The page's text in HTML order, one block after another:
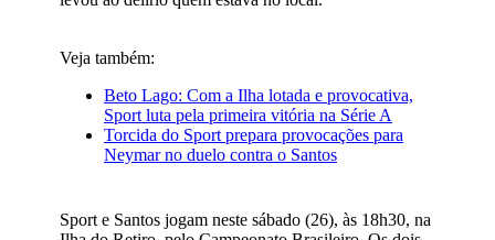
Veja também:
Beto Lago: Com a Ilha lotada e provocativa,
Sport luta pela primeira vitória na Série A
Torcida do Sport prepara provocações para
Neymar no duelo contra o Santos
Sport e Santos jogam neste sábado (26), às 18h30, na